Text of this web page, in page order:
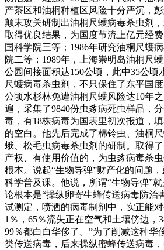
产茶区和油桐种植区风险十分严沉，
颠末攻关研制出油桐尺蠖病毒杀虫剂
取得优良结果，为国度节流上亿元经
国科学院三等；1986年研究油桐尺蠖
院二等；1989年，上海崇明岛油桐尺
公园间接面积达150公顷，此中35公顷
尺蠖病毒杀虫剂，不只保住了东平国
公顷水杉林免遭油桐尺蠖风险达10年
遍，采集了9840份虫豸病死虫样品，
毒，有18株病毒为国表里初次报道，
的空白。他先后完成了棉铃虫、油桐
蛾、松毛虫病毒杀虫剂的研制。取得
产权、有使用价值的，为虫豸病毒杀
根本。说起“生物导弹”财产化的问题
科学普及课。他说，所谓“生物导弹”
论根本是“操纵卵寄生蜂传送病毒防治
试测定，喷洒的病毒制剂中，实正能
1％，65％流失正在空气和土壤傍边，
99％都白白华侈了。”为了削减这种华
类传送病毒，后来操纵蜜蜂传送病毒